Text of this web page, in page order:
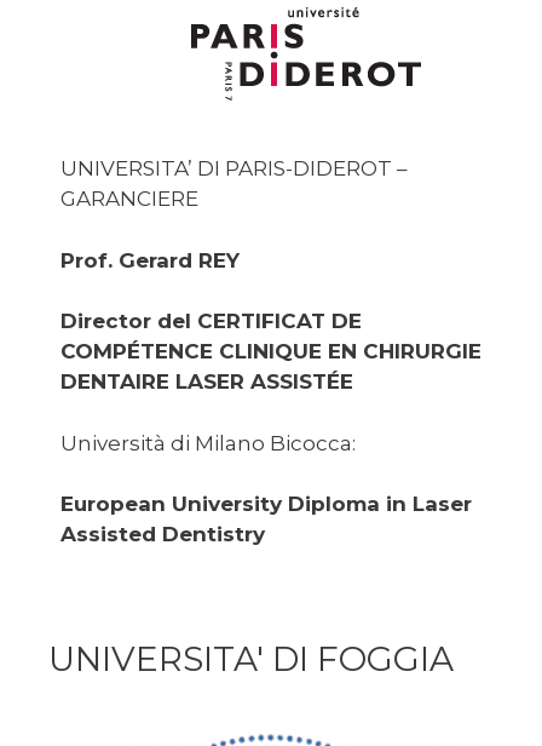
UNIVERSITA’ DI PARIS-DIDEROT –
GARANCIERE
Prof. Gerard REY
Director del CERTIFICAT DE
COMPÉTENCE CLINIQUE EN CHIRURGIE
DENTAIRE LASER ASSISTÉE
Università di Milano Bicocca:
European University Diploma in Laser
Assisted Dentistry
UNIVERSITA' DI FOGGIA